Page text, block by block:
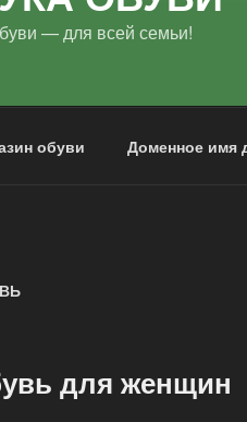
— для всей семьи!
обуви Доменное имя
для женщин